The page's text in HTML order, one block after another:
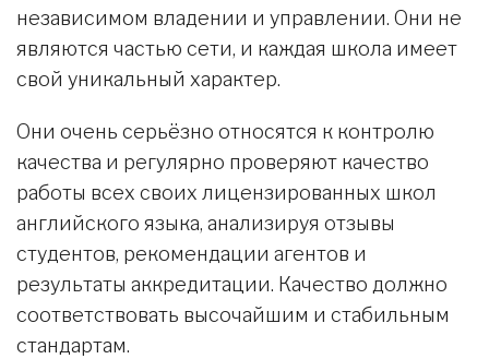
независимом владении и управлении. Они не
являются частью сети, и каждая школа имеет
свой уникальный характер.
Они очень серьёзно относятся к контролю
качества и регулярно проверяют качество
работы всех своих лицензированных школ
английского языка, анализируя отзывы
студентов, рекомендации агентов и
результаты аккредитации. Качество должно
соответствовать высочайшим и стабильным
стандартам.